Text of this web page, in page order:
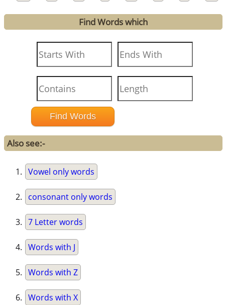
Find Words which
Also see:-
Vowel only words
consonant only words
7 Letter words
Words with J
Words with Z
Words with X